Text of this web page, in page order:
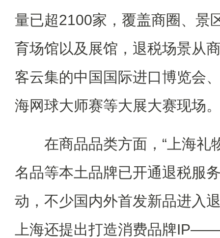
量已超2100家，覆盖商圈、景
育场馆以及展馆，退税场景从
客云集的中国国际进口博览会
海网球大师赛等大展大赛现场
在商品品类方面，“上海礼
名品等本土品牌已开通退税服
动，不少国内外首发新品进入
上海还提出打造消费品牌